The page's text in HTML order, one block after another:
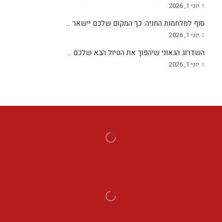
יוני 1, 2026
סוף למלחמות החניה: כך המקום שלכם יישאר ...
יוני 1, 2026
השדרוג הגאוני שיהפוך את הטיול הבא שלכם ...
יוני 1, 2026